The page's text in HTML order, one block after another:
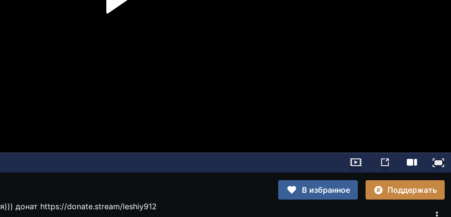
В избранное
Поддержать
играю в свободное от работы время))) донат https://donate.stream/leshiy912